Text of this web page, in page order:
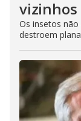
vizinhos
Os insetos
destroem